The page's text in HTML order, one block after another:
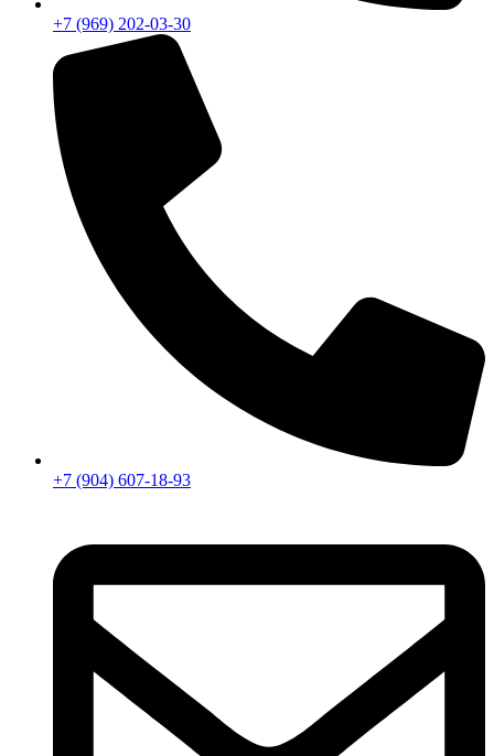
+7 (969) 202-03-30
+7 (904) 607-18-93